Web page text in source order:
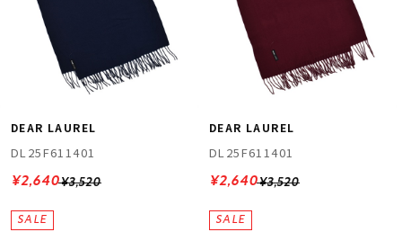
DEAR LAUREL
DL25F611401
¥3,520
¥2,640
DEAR LAUREL
DL25F611401
¥3,520
¥2,640